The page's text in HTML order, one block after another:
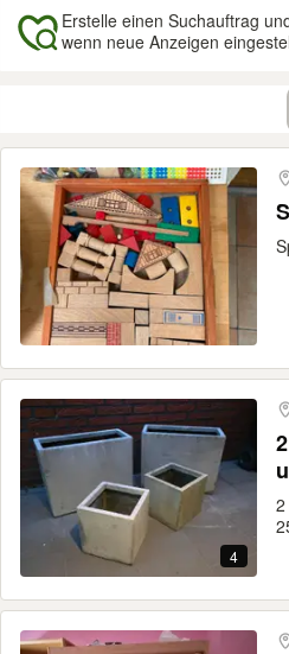
Erstelle einen Suchauftrag
wenn neue Anzeigen
Ergebnisse
4